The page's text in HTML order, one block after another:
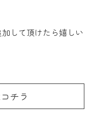
して頂けたら嬉しい
チラ